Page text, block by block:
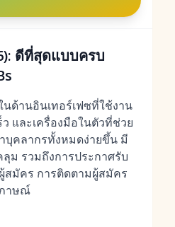
ดีที่สุดแบบครบ
นด้านอินเทอร์เฟซที่ใช้งาน
ว และเครื่องมือในตัวที่ช่วย
บุคลากรทั้งหมดง่ายขึ้น มี
รวมถึงการประกาศรับ
สมัคร การติดตามผู้สมัคร
าษณ์